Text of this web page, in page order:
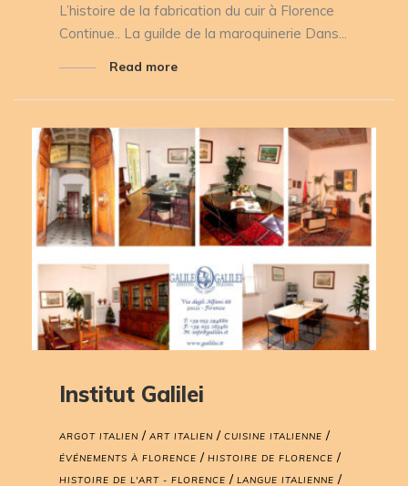
L’histoire de la fabrication du cuir à Florence
Continue.. La guilde de la maroquinerie Dans...
Read more
ARGOT ITALIEN / ART ITALIEN / CUISINE ITALIENNE /
ÉVÉNEMENTS À FLORENCE / HISTOIRE DE FLORENCE /
HISTOIRE DE L'ART - FLORENCE / LANGUE ITALIENNE /
Institut Galilei